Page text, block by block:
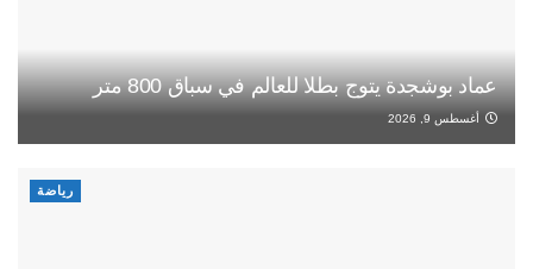
عماد بوشجدة يتوج بطلا للعالم في سباق 800 متر
أغسطس 9, 2026
رياضة